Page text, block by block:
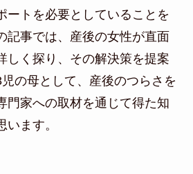
ートを必要としていることを
記事では、産後の女性が直面
しく探り、その解決策を提案
の母として、産後のつらさを
門家への取材を通じて得た知
ます。